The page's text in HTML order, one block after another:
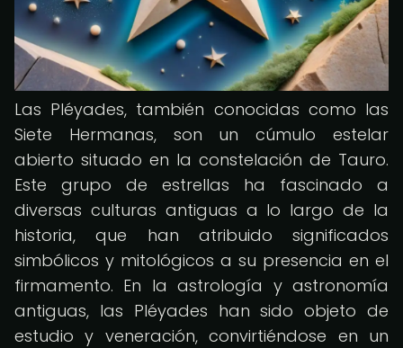
Las Pléyades, también conocidas como las
Siete Hermanas, son un cúmulo estelar
abierto situado en la constelación de Tauro.
Este grupo de estrellas ha fascinado a
diversas culturas antiguas a lo largo de la
historia, que han atribuido significados
simbólicos y mitológicos a su presencia en el
firmamento. En la astrología y astronomía
antiguas, las Pléyades han sido objeto de
estudio y veneración, convirtiéndose en un